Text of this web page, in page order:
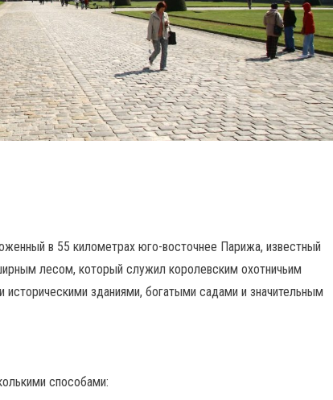
в 55 километрах юго-восточнее Парижа, известный
лесом, который служил королевским охотничьим
зданиями, богатыми садами и значительным
способами: